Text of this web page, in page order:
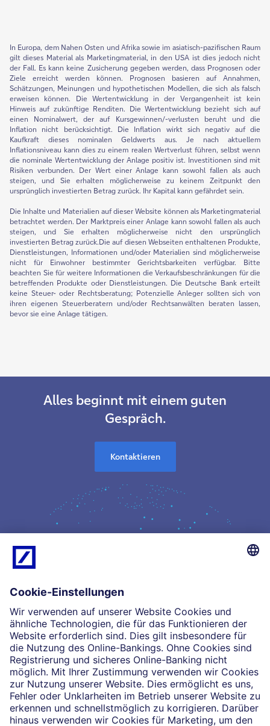
In Europa, dem Nahen Osten und Afrika sowie im asiatisch-pazifischen Raum
gilt dieses Material als Marketingmaterial, in den USA ist dies jedoch nicht
der Fall. Es kann keine Zusicherung gegeben werden, dass Prognosen oder
Ziele erreicht werden können. Prognosen basieren auf Annahmen,
Schätzungen, Meinungen und hypothetischen Modellen, die sich als falsch
erweisen können. Die Wertentwicklung in der Vergangenheit ist kein
Hinweis auf zukünftige Renditen. Die Wertentwicklung bezieht sich auf
einen Nominalwert, der auf Kursgewinnen/-verlusten beruht und die
Inflation nicht berücksichtigt. Die Inflation wirkt sich negativ auf die
Kaufkraft dieses nominalen Geldwerts aus. Je nach aktuellem
Inflationsniveau kann dies zu einem realen Wertverlust führen, selbst wenn
die nominale Wertentwicklung der Anlage positiv ist. Investitionen sind mit
Risiken verbunden. Der Wert einer Anlage kann sowohl fallen als auch
steigen, und Sie erhalten möglicherweise zu keinem Zeitpunkt den
ursprünglich investierten Betrag zurück. Ihr Kapital kann gefährdet sein.
Die Inhalte und Materialien auf dieser Website können als Marketingmaterial
betrachtet werden. Der Marktpreis einer Anlage kann sowohl fallen als auch
steigen, und Sie erhalten möglicherweise nicht den ursprünglich
investierten Betrag zurück.Die auf diesen Webseiten enthaltenen Produkte,
Dienstleistungen, Informationen und/oder Materialien sind möglicherweise
nicht für Einwohner bestimmter Gerichtsbarkeiten verfügbar. Bitte
beachten Sie für weitere Informationen die Verkaufsbeschränkungen für die
betreffenden Produkte oder Dienstleistungen. Die Deutsche Bank erteilt
keine Steuer- oder Rechtsberatung; Potenzielle Anleger sollten sich von
ihren eigenen Steuerberatern und/oder Rechtsanwälten beraten lassen,
bevor sie eine Anlage tätigen.
Alles beginnt mit einem guten
Gespräch.
Kontaktieren
Kompetenz
Einblicke
Unsere Partnerschaften